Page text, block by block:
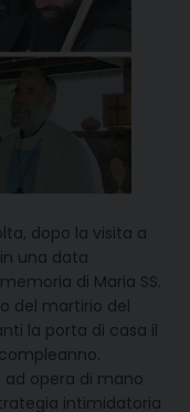
dopo la visita a
una data
di Maria SS.
del martirio del
la porta di casa il
ad opera di mano
intimidatoria